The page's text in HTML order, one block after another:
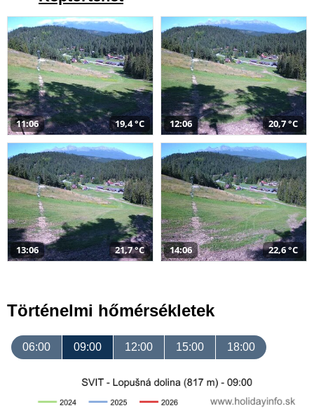
11:06 19,4 °C 12:06 20,7 °C
13:06 21,7 °C 14:06 22,6 °C
Történelmi hőmérsékletek
06:00 09:00 12:00 15:00 18:00